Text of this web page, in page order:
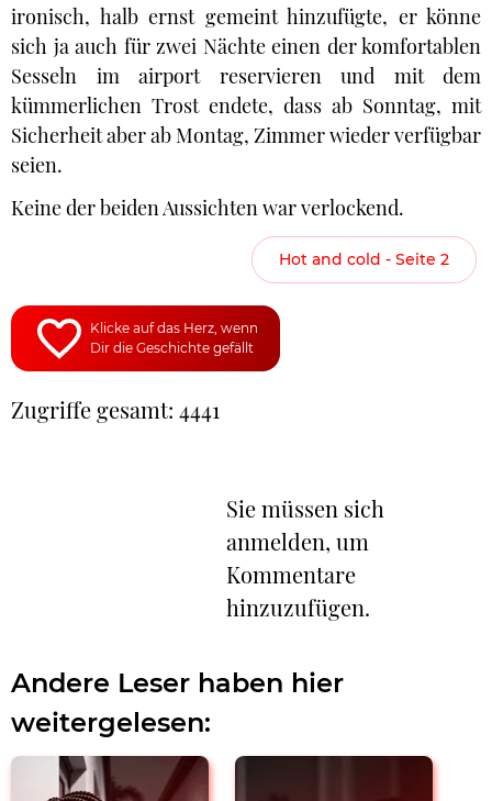
ironisch, halb ernst gemeint hinzufügte, er könne
sich ja auch für zwei Nächte einen der komfortablen
Sesseln im airport reservieren und mit dem
kümmerlichen Trost endete, dass ab Sonntag, mit
Sicherheit aber ab Montag, Zimmer wieder verfügbar
seien.
Keine der beiden Aussichten war verlockend.
Hot and cold - Seite 2
Klicke auf das Herz, wenn
Dir die Geschichte gefällt
Zugriffe gesamt: 4441
Sie müssen sich
anmelden, um
Kommentare
hinzuzufügen.
Andere Leser haben hier
weitergelesen: